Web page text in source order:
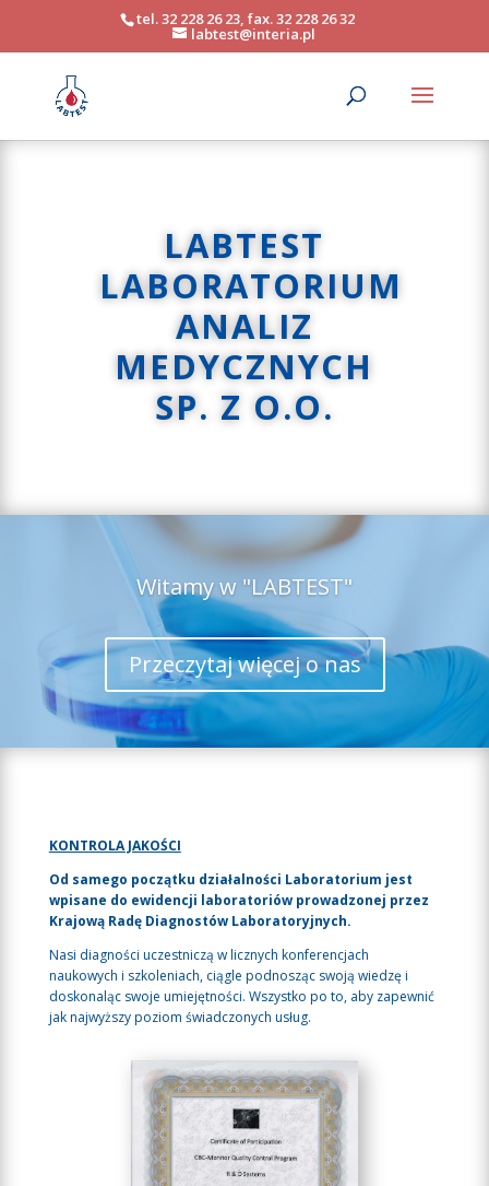
tel. 32 228 26 23, fax. 32 228 26 32
labtest@interia.pl
LABTEST
LABORATORIUM
ANALIZ
MEDYCZNYCH
SP. Z O.O.
Witamy w "LABTEST"
Przeczytaj więcej o nas
KONTROLA JAKOŚCI
Od samego początku działalności Laboratorium jest
wpisane do ewidencji laboratoriów prowadzonej przez
Krajową Radę Diagnostów Laboratoryjnych.
Nasi diagności uczestniczą w licznych konferencjach
naukowych i szkoleniach, ciągle podnosząc swoją wiedzę i
doskonaląc swoje umiejętności. Wszystko po to, aby zapewnić
jak najwyższy poziom świadczonych usług.